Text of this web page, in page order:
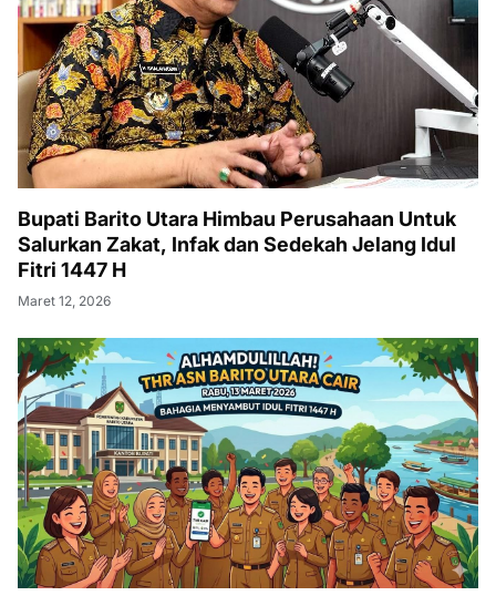
Bupati Barito Utara Himbau Perusahaan Untuk
Salurkan Zakat, Infak dan Sedekah Jelang Idul
Fitri 1447 H
Maret 12, 2026